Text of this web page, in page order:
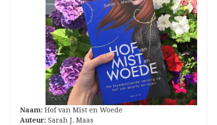
Naam: Hof van Mist en Woede
Auteur: Sarah J. Maas